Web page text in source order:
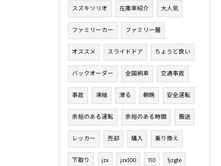
スズキソリオ 在庫車紹介 大人気
ファミリーカー ファミリー層
オススメ スライドドア ちょうど良い
バックオーダー 全国納車 交通事故
事故 凍結 滑る 朝晩 安全運転
余裕のある運転 余裕のある時間 搬送
レッカー 売却 購入 乗り換え
下取り jzx jzx100 110 1jzgte